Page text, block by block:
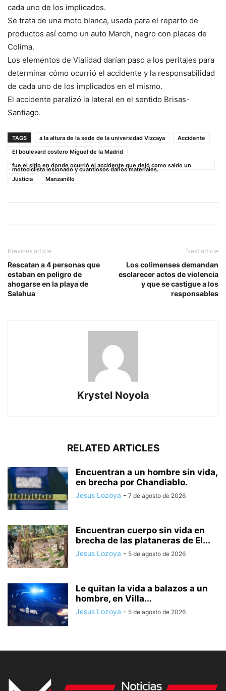
cada uno de los implicados.
Se trata de una moto blanca, usada para el reparto de
productos así como un auto March, negro con placas de
Colima.
Los elementos de Vialidad darían paso a los peritajes para
determinar cómo ocurrió el accidente y la responsabilidad
de cada uno de los implicados en el mismo.
El accidente paralizó la lateral en el sentido Brisas-
Santiago.
TAGS a la altura de la sede de la universidad Vizcaya
Accidente
El boulevard costero Miguel de la Madrid
fue el sitio en donde ocurrió el accidente que dejó como saldo un
motociclista lesionado y cuantiosos daños materiales.
Justicia
Manzanillo
Previous article
Rescatan a 4 personas que
estaban en peligro de
ahogarse en la playa de
Salahua
Next article
Los colimenses demandan
esclarecer actos de violencia
y que se castigue a los
responsables
Krystel Noyola
RELATED ARTICLES
Encuentran a un hombre sin vida,
en brecha por Chandiablo.
Jesus Lozoya - 7 de agosto de 2026
Encuentran cuerpo sin vida en
brecha de las plataneras de El...
Jesus Lozoya - 5 de agosto de 2026
Le quitan la vida a balazos a un
hombre, en Villa...
Jesus Lozoya - 5 de agosto de 2026